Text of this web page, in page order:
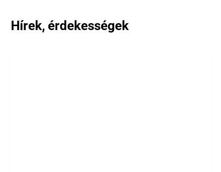
Hírek, érdekességek